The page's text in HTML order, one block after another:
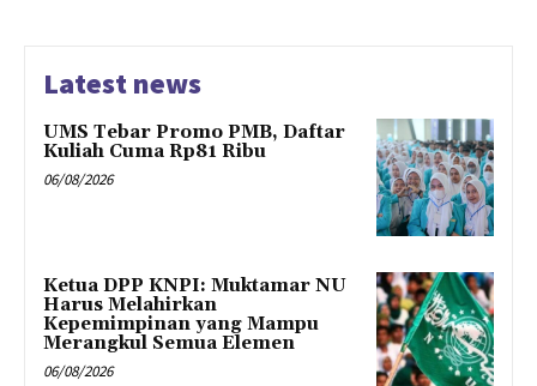
Latest news
UMS Tebar Promo PMB, Daftar
Kuliah Cuma Rp81 Ribu
06/08/2026
Ketua DPP KNPI: Muktamar NU
Harus Melahirkan
Kepemimpinan yang Mampu
Merangkul Semua Elemen
06/08/2026